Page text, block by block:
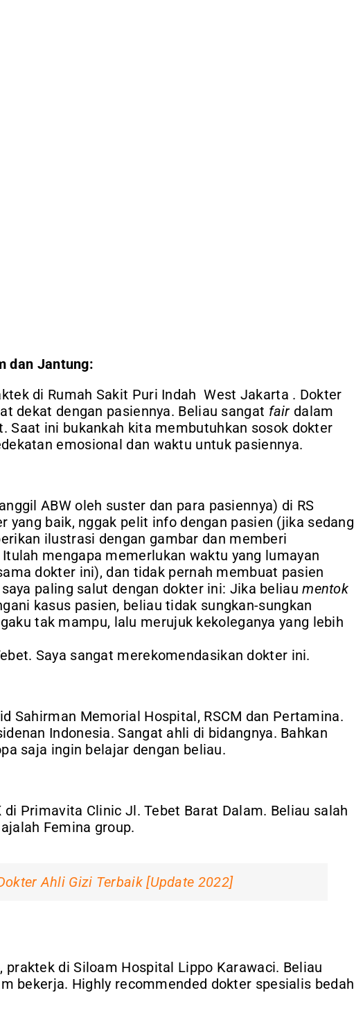
dan Jantung:
di Rumah Sakit Puri Indah West Jakarta . Dokter
dekat dengan pasiennya. Beliau sangat fair dalam
Saat ini bukankah kita membutuhkan sosok dokter
emosional dan waktu untuk pasiennya.
ABW oleh suster dan para pasiennya) di RS
yang baik, nggak pelit info dengan pasien (jika sedang
ilustrasi dengan gambar dan memberi
mengapa memerlukan waktu yang lumayan
dokter ini), dan tidak pernah membuat pasien
paling salut dengan dokter ini: Jika beliaumentok
kasus pasien, beliau tidak sungkan-sungkan
tak mampu, lalu merujuk kekoleganya yang lebih
Saya sangat merekomendasikan dokter ini.
Sahirman Memorial Hospital, RSCM dan Pertamina.
Indonesia. Sangat ahli di bidangnya. Bahkan
saja ingin belajar dengan beliau.
di Primavita Clinic Jl. Tebet Barat Dalam. Beliau salah
Femina group.
Ahli Gizi Terbaik [Update 2022]
, praktek di Siloam Hospital Lippo Karawaci. Beliau
bekerja. Highly recommended dokter spesialis bedah